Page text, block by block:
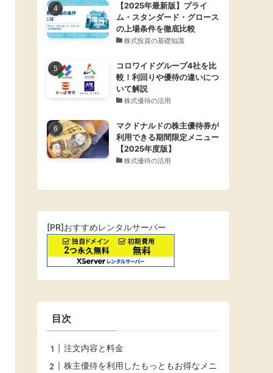
【2025年最新版】プライ
ム・スタンダード・グロース
の上場条件を徹底比較
株式投資の基礎知識
コロワイドグループ4社を比
較！利回りや優待の違いにつ
いて解説
株式優待の活用
マクドナルドの株主優待券が
利用できる期間限定メニュー
【2025年度版】
株式優待の活用
[PR]おすすめレンタルサーバー
目次
注文内容と料金
株主優待を利用したもっともお得なメニ